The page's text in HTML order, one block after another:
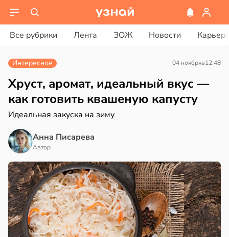
Все рубрики Лента ЗОЖ Новости
Интересное 04 ноябряв12:48
Хруст, аромат, идеальный вкус —
как готовить квашеную капусту
Идеальная закуска на зиму
Анна Писарева
Автор